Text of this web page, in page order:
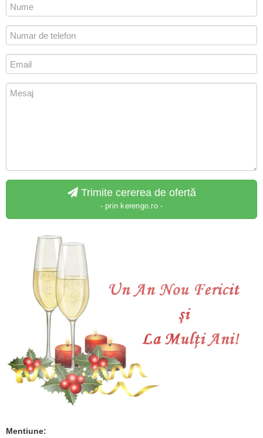
Trimite cererea de ofertă
- prin kerengo.ro -
Mentiune: